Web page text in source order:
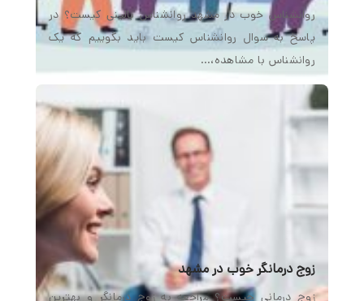
روانشناس خوب در مشهد روانشناس بالینی کیست؟ در
پاسخ به سوال روانشناس کیست باید بگوییم که یک
روانشناس با مشاهده،…
زوج درمانگر خوب در مشهد
زوج درمانی چیست؟ مراجعه به زوج‌ درمانگر و بهترین